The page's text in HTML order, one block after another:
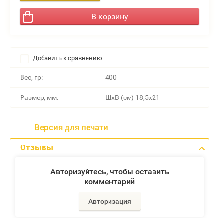
В корзину
Добавить к сравнению
Вес, гр: 400
Размер, мм: ШхВ (см) 18,5х21
Версия для печати
Отзывы
Авторизуйтесь, чтобы оставить
комментарий
Авторизация